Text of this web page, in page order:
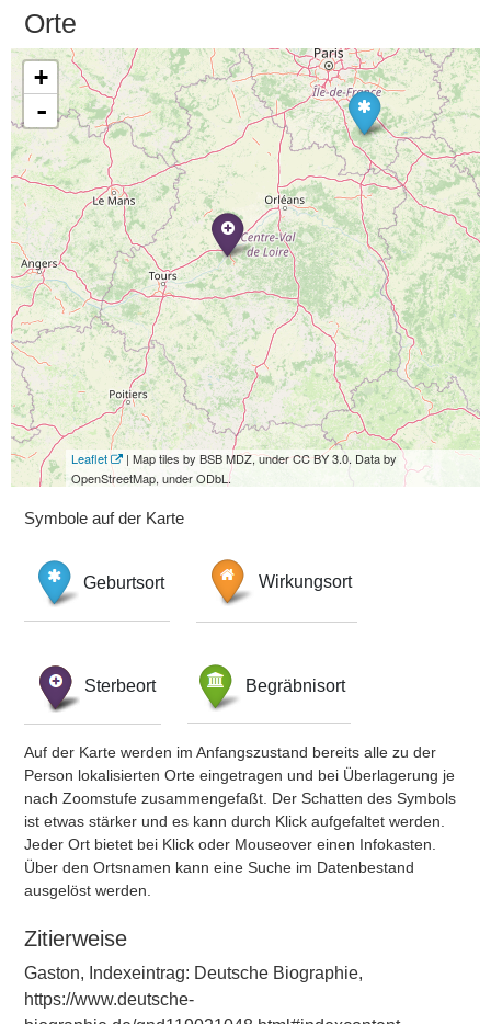
Orte
+
-
Leaflet
| Map tiles by BSB MDZ, under CC BY 3.0. Data by
OpenStreetMap, under ODbL.
Symbole auf der Karte
Geburtsort Wirkungsort
Sterbeort Begräbnisort
Auf der Karte werden im Anfangszustand bereits alle zu der
Person lokalisierten Orte eingetragen und bei Überlagerung je
nach Zoomstufe zusammengefaßt. Der Schatten des Symbols
ist etwas stärker und es kann durch Klick aufgefaltet werden.
Jeder Ort bietet bei Klick oder Mouseover einen Infokasten.
Über den Ortsnamen kann eine Suche im Datenbestand
ausgelöst werden.
Zitierweise
Gaston, Indexeintrag: Deutsche Biographie,
https://www.deutsche-